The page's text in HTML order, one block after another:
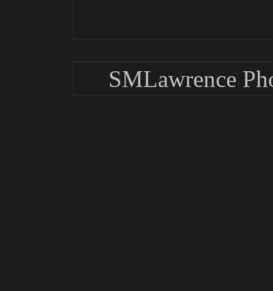
SMLawrence